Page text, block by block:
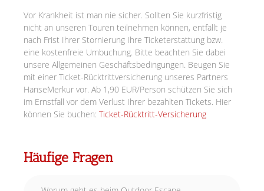
Vor Krankheit ist man nie sicher. Sollten Sie kurzfristig
nicht an unseren Touren teilnehmen können, entfällt je
nach Frist Ihrer Stornierung Ihre Ticketerstattung bzw.
eine kostenfreie Umbuchung. Bitte beachten Sie dabei
unsere Allgemeinen Geschäftsbedingungen. Beugen Sie
mit einer Ticket-Rücktrittversicherung unseres Partners
HanseMerkur vor. Ab 1,90 EUR/Person schützen Sie sich
im Ernstfall vor dem Verlust Ihrer bezahlten Tickets. Hier
können Sie buchen: Ticket-Rücktritt-Versicherung
Häufige Fragen